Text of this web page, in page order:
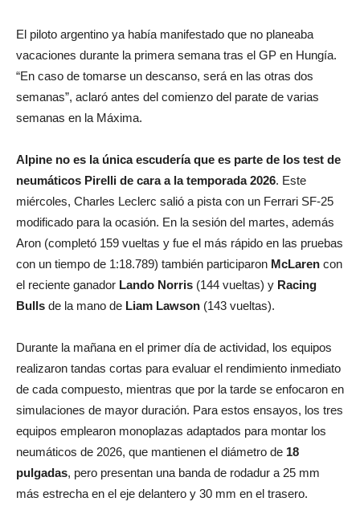
El piloto argentino ya había manifestado que no planeaba
vacaciones durante la primera semana tras el GP en Hungía.
“En caso de tomarse un descanso, será en las otras dos
semanas”, aclaró antes del comienzo del parate de varias
semanas en la Máxima.
Alpine no es la única escudería que es parte de los test de
neumáticos Pirelli de cara a la temporada 2026. Este
miércoles, Charles Leclerc salió a pista con un Ferrari SF-25
modificado para la ocasión. En la sesión del martes, además
Aron (completó 159 vueltas y fue el más rápido en las pruebas
con un tiempo de 1:18.789) también participaron McLaren con
el reciente ganador Lando Norris (144 vueltas) y Racing
Bulls de la mano de Liam Lawson (143 vueltas).
Durante la mañana en el primer día de actividad, los equipos
realizaron tandas cortas para evaluar el rendimiento inmediato
de cada compuesto, mientras que por la tarde se enfocaron en
simulaciones de mayor duración. Para estos ensayos, los tres
equipos emplearon monoplazas adaptados para montar los
neumáticos de 2026, que mantienen el diámetro de 18
pulgadas, pero presentan una banda de rodadur a 25 mm
más estrecha en el eje delantero y 30 mm en el trasero.